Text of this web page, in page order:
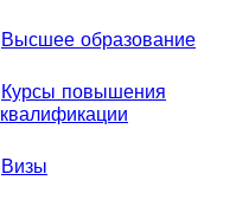
Высшее образование
Курсы повышения
квалификации
Визы